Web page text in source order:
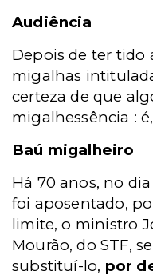
Audiência
Depois de ter tido
migalhas
certeza de que
migalhessência :
Baú migalheiro
Há 70 anos, no
foi aposentado,
limite, o ministro
Mourão, do STF,
substituí-lo, por